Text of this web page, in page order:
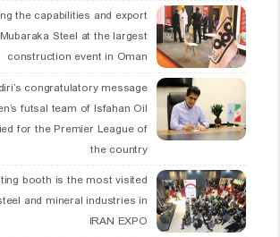
the capabilities and export
Steel at the largest
construction event in Oman
congratulatory message
futsal team of Isfahan Oil
for the Premier League of
the country
booth is the most visited
and mineral industries in
IRAN EXPO